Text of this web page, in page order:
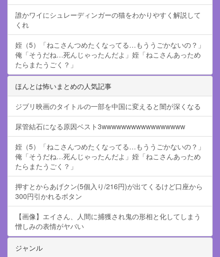
誰かワイにシュレーディンガーの猫をわかりやすく解説して
くれ
姪（5）「ねこさんつめたくなってる…もううごかないの？」
俺「そうだね…死んじゃったんだよ」姪「ねこさんあっため
たらまたうごく？」
ほんとは怖いまとめの人気記事
ジブリ映画のタイトルの一部を中国に変えると闇が深くなる
尿管結石になる原因ベスト3wwwwwwwwwwwwwwwww
姪（5）「ねこさんつめたくなってる…もううごかないの？」
俺「そうだね…死んじゃったんだよ」姪「ねこさんあっため
たらまたうごく？」
押すとからあげクン(5個入り/216円)が出てくるけど口座から
300円引かれるボタン
【画像】エイさん、人間に捕獲され鬼の形相と化してしまう
憎しみの表情がヤバい
ジャンル